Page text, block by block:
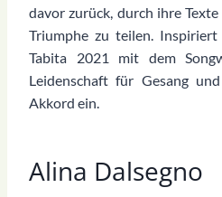
davor zurück, durch ihre
Triumphe zu teilen. Inspiriert
Tabita 2021 mit dem
Leidenschaft für Gesang
Akkord ein.
Alina Dalsegno